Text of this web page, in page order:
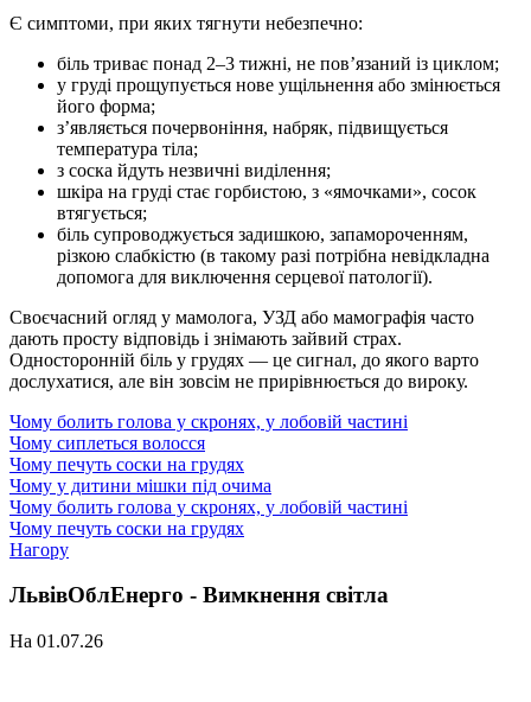
Є симптоми, при яких тягнути небезпечно:
біль триває понад 2–3 тижні, не пов’язаний із циклом;
у груді прощупується нове ущільнення або змінюється
його форма;
з’являється почервоніння, набряк, підвищується
температура тіла;
з соска йдуть незвичні виділення;
шкіра на груді стає горбистою, з «ямочками», сосок
втягується;
біль супроводжується задишкою, запамороченням,
різкою слабкістю (в такому разі потрібна невідкладна
допомога для виключення серцевої патології).
Своєчасний огляд у мамолога, УЗД або мамографія часто
дають просту відповідь і знімають зайвий страх.
Односторонній біль у грудях — це сигнал, до якого варто
дослухатися, але він зовсім не прирівнюється до вироку.
Чому болить голова у скронях, у лобовій частині
Чому сиплеться волосся
Чому печуть соски на грудях
Чому у дитини мішки під очима
Чому болить голова у скронях, у лобовій частині
Чому печуть соски на грудях
Нагору
ЛьвівОблЕнерго - Вимкнення світла
На 01.07.26